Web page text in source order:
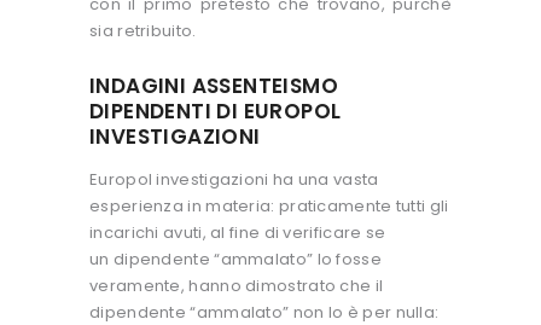
sia retribuito.
INDAGINI ASSENTEISMO
DIPENDENTI DI EUROPOL
INVESTIGAZIONI
Europol investigazioni ha una vasta
esperienza in materia: praticamente tutti gli
incarichi avuti, al fine di verificare se
un dipendente “ammalato” lo fosse
veramente, hanno dimostrato che il
dipendente “ammalato” non lo è per nulla: